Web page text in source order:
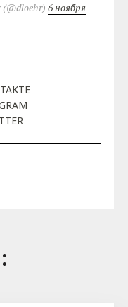
(@dloehr)6 ноября